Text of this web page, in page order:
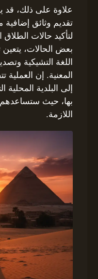
علاوة على ذلك، قد
تقديم وثائق إضافية
لتأكيد حالات
بعض الحالات، يتعين
اللغة التشيكية
المعنية. إن
إلى البلدية
بها، حيث
اللازمة.